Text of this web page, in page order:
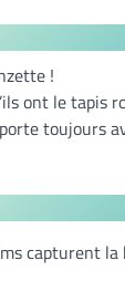
!
ont le tapis
capturent